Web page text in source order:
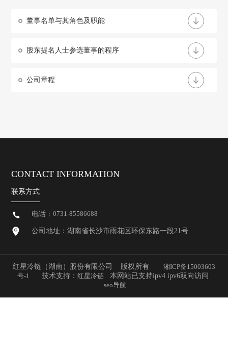
董事名单与其角色及职能
股东提名人士参选董事的程序
公司章程
CONTACT INFORMATION
联系方式
电话：0731-85586688
公司地址：湖南省长沙市雨花区环保东路一段21号
红星冷链（湖南）股份有限公司 版权所有 湘ICP备15003603
号-1 技术支持： 红星冷链 本网站已支持ipv4 ipv6双向访问
seo导航